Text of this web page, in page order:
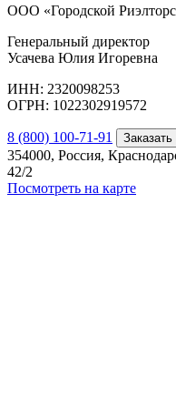
ООО «Городской
Генеральный директор
Усачева Юлия Игоревна
ИНН: 2320098253
ОГРН: 1022302919572
8 (800) 100-71-91 Заказать
354000, Россия,
42/2
Посмотреть на карте